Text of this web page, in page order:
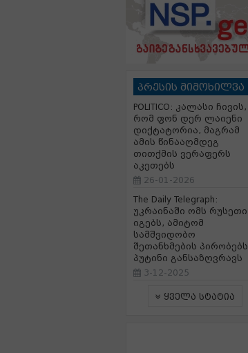
პრესის მიმოხილვა
POLITICO: კალასი ჩივის,
რომ ფონ დერ ლაიენი
დიქტატორია, მაგრამ
ამის წინააღმდეგ
თითქმის ვერაფერს
აკეთებს
26-01-2026
The Daily Telegraph:
უკრაინაში ომს რუსეთი
იგებს, ამიტომ
სამშვიდობო
შეთანხმების პირობებს
პუტინი განსაზღვრავს
3-12-2025
ყველა სტატია